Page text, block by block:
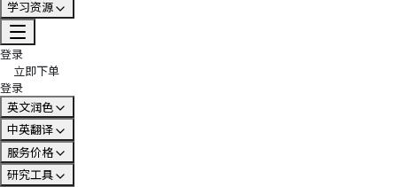
学习资源
登录
立即下单
登录
英文润色
中英翻译
服务价格
研究工具